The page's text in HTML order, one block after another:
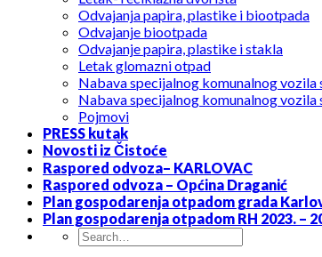
Odvajanja papira, plastike i biootpada
Odvajanje biootpada
Odvajanje papira, plastike i stakla
Letak glomazni otpad
Nabava specijalnog komunalnog
Nabava specijalnog komunalnog
Pojmovi
PRESS kutak
Novosti iz Čistoće
Raspored odvoza– KARLOVAC
Raspored odvoza – Općina Draganić
Plan gospodarenja otpadom grada
Plan gospodarenja otpadom RH 2023. –